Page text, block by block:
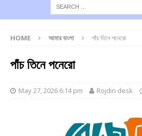
HOME আমার বাংলা পাঁচ তিনে পনেরো
পাঁচ তিনে পনেরো
May 27, 2026 6:14 pm Rojdin desk